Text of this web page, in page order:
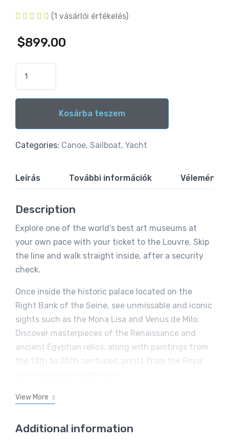
(1 vásárlói értékelés)
$899.00
Kosárba teszem
Categories: Canoe, Sailboat, Yacht
Leírás További információk
Description
Explore one of the world’s best art museums at
your own pace with your ticket to the Louvre. Skip
the line and walk straight inside, after a security
check.
Once inside the historic palace located on the
Right Bank of the Seine, see unmissable and iconic
sights such as the Mona Lisa and Venus de Milo.
Discover masterpieces of the Renaissance and
ancient Egyptian relics, along with paintings from
the 13th to 20th centuries, prints from the Royal
View More
Additional information